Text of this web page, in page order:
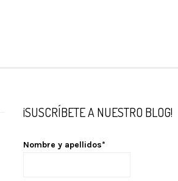
¡SUSCRÍBETE A NUESTRO BLOG!
Nombre y apellidos*